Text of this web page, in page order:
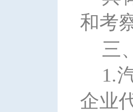
和考
三
1.
企业